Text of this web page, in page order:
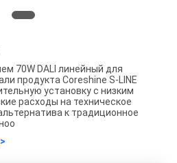
70W DALI линейный для
продукта Coreshine S-LINE
установку с низким
расходы на техническое
к традиционное